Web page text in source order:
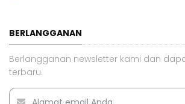
BERLANGGANAN
Berlangganan newsletter kami dan
terbaru.